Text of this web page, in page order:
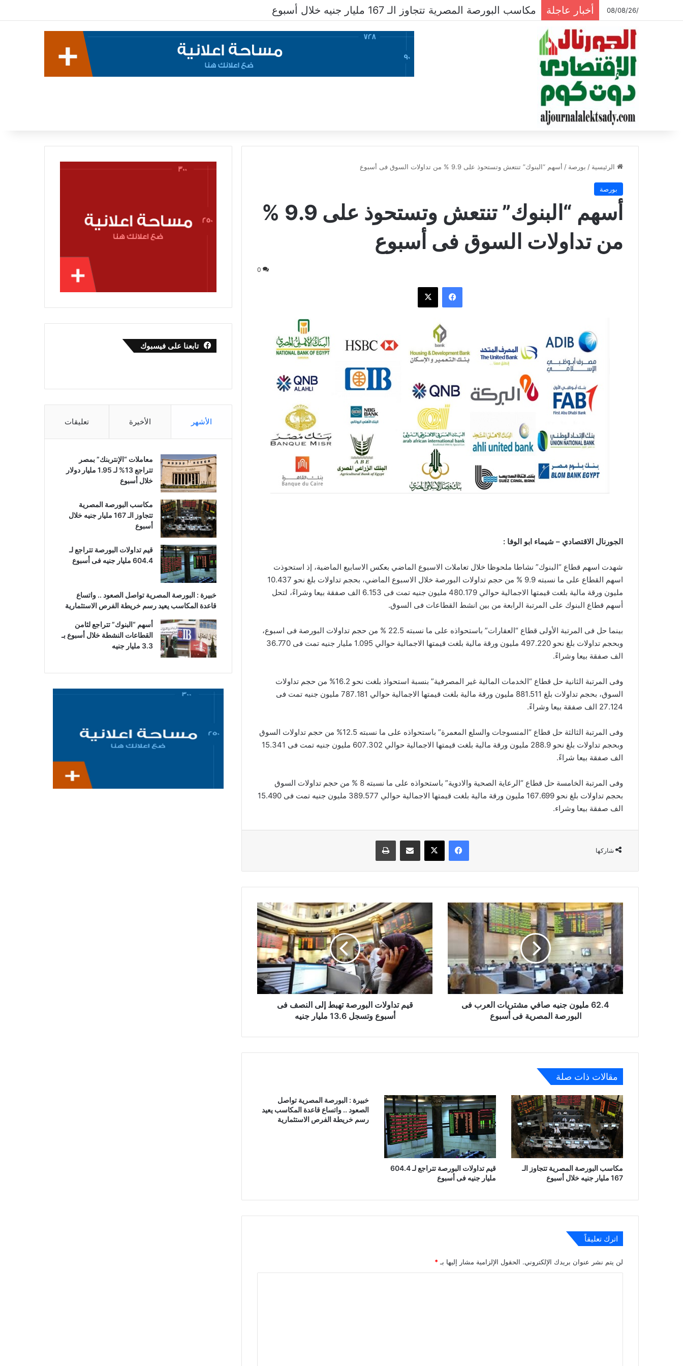
/08/08/26 أخبار عاجلة مكاسب البورصة المصرية تتجاوز الـ 167 مليار جنيه خلال أسبوع
الرئيسية / بورصة / أسهم “البنوك” تنتعش وتستحوذ على 9.9 % من تداولات السوق فى أسبوع
بورصة
أسهم “البنوك” تنتعش وتستحوذ على 9.9 %
من تداولات السوق فى أسبوع
0
فيسبوك ‫X
الجورنال الاقتصادي – شيماء ابو الوفا :
شهدت اسهم قطاع “البنوك” نشاطا ملحوظا خلال تعاملات الاسبوع الماضي بعكس الاسابيع الماضية، إذ استحوذت
اسهم القطاع على ما نسبته 9.9 % من حجم تداولات البورصة خلال الاسبوع الماضي، بحجم تداولات بلغ نحو 10.437
مليون ورقة مالية بلغت قيمتها الاجمالية حوالي 480.179 مليون جنيه تمت فى 6.153 الف صفقة بيعا وشراءً، لتحل
أسهم قطاع البنوك على المرتبة الرابعة من بين انشط القطاعات فى السوق.
بينما حل فى المرتبة الأولى قطاع “العقارات” باستحواذه على ما نسبته 22.5 % من حجم تداولات البورصة فى اسبوع،
وبحجم تداولات بلغ نحو 497.220 مليون ورقة مالية بلغت قيمتها الاجمالية حوالي 1.095 مليار جنيه تمت فى 36.770
الف صفقة بيعا وشراءً.
وفى المرتبة الثانية حل قطاع “الخدمات المالية غير المصرفية” بنسبة استحواذ بلغت نحو 16.2% من حجم تداولات
السوق، بحجم تداولات بلغ 881.511 مليون ورقة مالية بلغت قيمتها الاجمالية حوالي 787.181 مليون جنيه تمت فى
27.124 الف صفقة بيعا وشراءً.
وفى المرتبة الثالثة حل قطاع “المنسوجات والسلع المعمرة” باستحواذه على ما نسبته 12.5% من حجم تداولات السوق
وبحجم تداولات بلغ نحو 288.9 مليون ورقة مالية بلغت قيمتها الاجمالية حوالي 607.302 مليون جنيه تمت فى 15.341
الف صفقة بيعا شراءً.
وفى المرتبة الخامسة حل قطاع “الرعاية الصحية والادوية” باستحواذه على ما نسبته 8 % من حجم تداولات السوق
بحجم تداولات بلغ نحو 167.699 مليون ورقة مالية بلغت قيمتها الاجمالية حوالي 389.577 مليون جنيه تمت فى 15.490
الف صفقة بيعا وشراء.
شاركها
فيسبوك ‫X مشاركة عبر البريد طباعة
62.4
مليون
جنيه
صافي
مشتريات
العرب
فى
البورصة
المصرية
62.4 مليون جنيه صافي مشتريات العرب فى
البورصة المصرية فى أسبوع
تداولات
البورصة
تهبط
إلى
النصف
فى
أسبوع
وتسجل
قيم تداولات البورصة تهبط إلى النصف فى
أسبوع وتسجل 13.6 مليار جنيه
مقالات ذات صلة
مكاسب البورصة المصرية تتجاوز الـ
167 مليار جنيه خلال أسبوع
قيم تداولات البورصة تتراجع لـ 604.4
مليار جنيه فى أسبوع
خبيرة : البورصة المصرية تواصل
الصعود .. واتساع قاعدة المكاسب يعيد
رسم خريطة الفرص الاستثمارية
اترك تعليقاً
لن يتم نشر عنوان بريدك الإلكتروني. الحقول الإلزامية مشار إليها بـ *
تابعنا على فيسبوك
الأشهر الأخيرة تعليقات
معاملات “الإنتربنك” بمصر
تتراجع 13% لـ 1.95 مليار دولار
خلال أسبوع
مكاسب البورصة المصرية
تتجاوز الـ 167 مليار جنيه خلال
أسبوع
قيم تداولات البورصة تتراجع لـ
604.4 مليار جنيه فى أسبوع
خبيرة : البورصة المصرية تواصل الصعود .. واتساع
قاعدة المكاسب يعيد رسم خريطة الفرص الاستثمارية
أسهم “البنوك” تتراجع لثامن
القطاعات النشطة خلال أسبوع بـ
3.3 مليار جنيه